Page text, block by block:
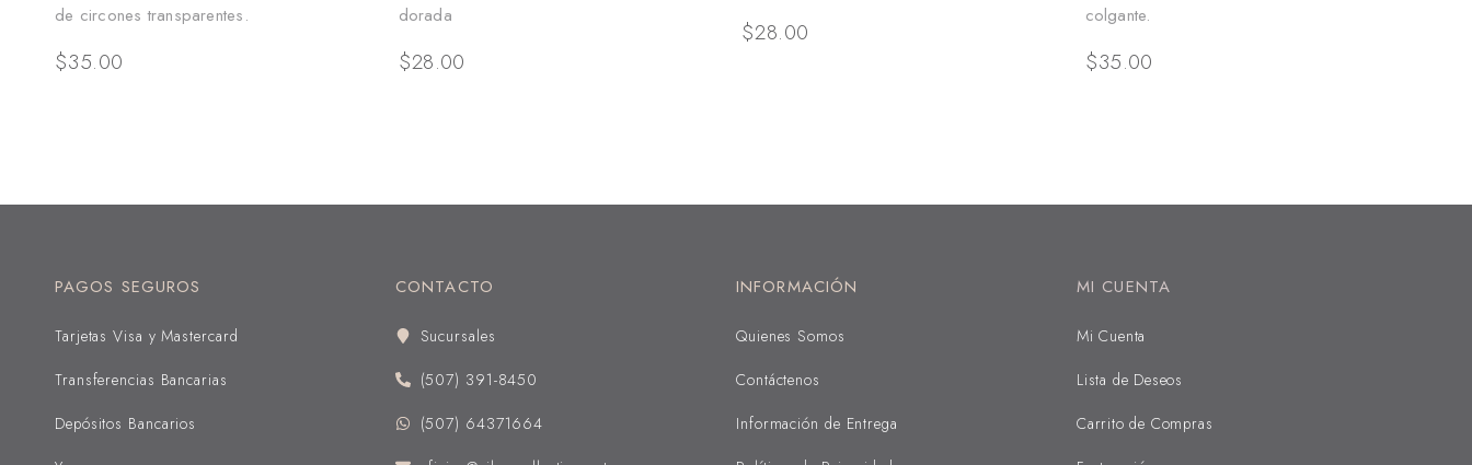
de circones transparentes.
$35.00
dorada
$28.00
$28.00
colgante.
$35.00
PAGOS SEGUROS
Tarjetas Visa y Mastercard
Transferencias Bancarias
Depósitos Bancarios
CONTACTO
Sucursales
(507) 391-8450
(507) 64371664
INFORMACIÓN
Quienes Somos
Contáctenos
Información de Entrega
MI CUENTA
Mi Cuenta
Lista de Deseos
Carrito de Compras